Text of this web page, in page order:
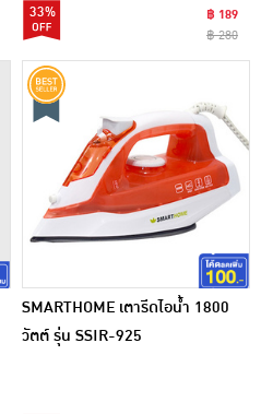
33%
฿ 189
฿ 280
SMARTHOME เตารีดไอน้ำ 1800
วัตต์ รุ่น SSIR-925